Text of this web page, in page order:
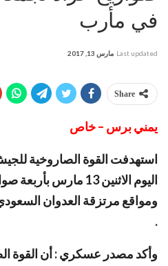
في مأرب
Last updated مارس 13, 2017
Share
يمني برس – خاص
استهدفت القوة الصاروخية
اليوم الاثنين 13
ومواقع مرتزقة العدوان
.
وأكد مصدر عسكري : أن القوة